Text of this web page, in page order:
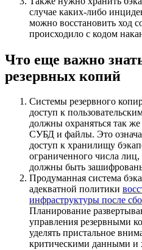
случае каких-либо
можно восстановить ход
происходило с кодом
Что еще важно
резервных копий
Системы резервного
доступ к
должны охраняться так
СУБД и файлы. Это
доступ к хранилищу
ограниченного числа
должны быть
Продуманная система
адекватной политики
инфраструктуры после
Планирование
управления резервными
уделять пристальное
критическими данными и